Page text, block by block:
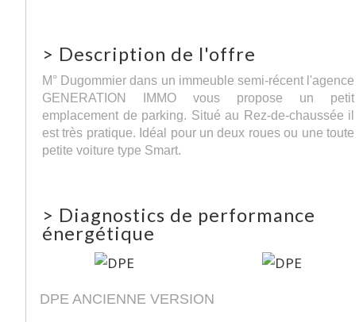
> Description de l'offre
M° Dugommier dans un immeuble semi-récent l'agence
GENERATION IMMO vous propose un petit
emplacement de parking. Situé au Rez-de-chaussée il
est très pratique. Idéal pour un deux roues ou une toute
petite voiture type Smart.
> Diagnostics de performance
énergétique
DPE ANCIENNE VERSION